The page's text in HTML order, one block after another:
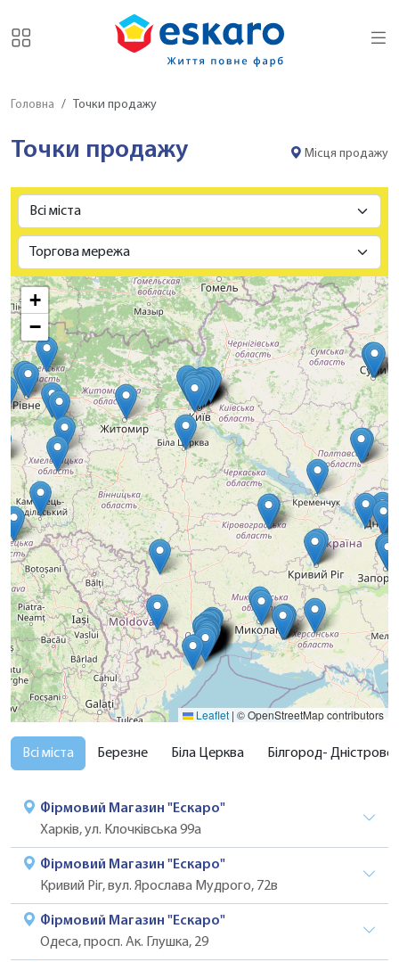
Головна Точки продажу
Точки продажу Місця продажу
+
−
Leaflet | © OpenStreetMap contributors
Всі міста Березне Біла Церква Білгород-
Фірмовий Магазин "Ескаро"
Харків, ул. Клочківська 99а
Фірмовий Магазин "Ескаро"
Кривий Ріг, вул. Ярослава Мудрого, 72в
Фірмовий Магазин "Ескаро"
Одеса, просп. Ак. Глушка, 29